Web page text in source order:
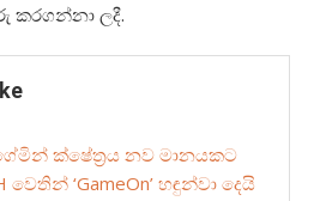
කරගන්නා ලදී.
ක්ෂේත්‍රය නව මානයකට
‘GameOn’ හඳුන්වා දෙයි